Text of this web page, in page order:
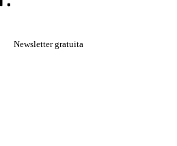
Newsletter gratuita